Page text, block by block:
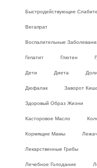
Быстродействующие
Вегапрат
Воспалительные
Гепатит Глютен
Дети Диета
Дюфалак Заворот
Здоровый Образ Жизни
Касторовое Масло
Кормящие Мамы
Лекарственные Грибы
Лечебное Голодание